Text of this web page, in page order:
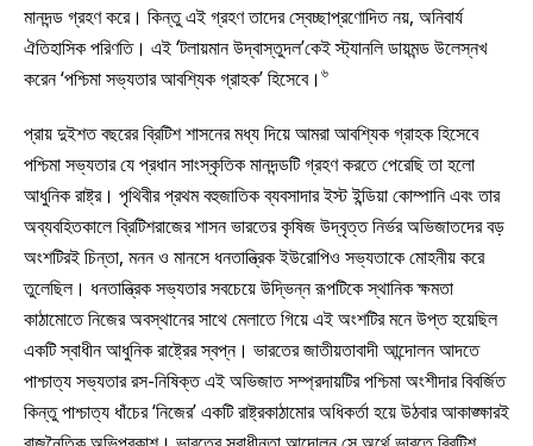
মানদন্ড গ্রহণ করে। কিন্তু এই গ্রহণ তাদের স্বেচ্ছাপ্রণোদিত নয়, অনিবার্য
ঐতিহাসিক পরিণতি। এই ‘টলায়মান উদ্বাস্তুদল’কেই স্ট্যানলি ডায়মন্ড উলেস্নখ
করেন ‘পশ্চিমা সভ্যতার আবশ্যিক গ্রাহক’ হিসেবে। ৬
প্রায় দুইশত বছরের ব্রিটিশ শাসনের মধ্য দিয়ে আমরা আবশ্যিক গ্রাহক হিসেবে
পশ্চিমা সভ্যতার যে প্রধান সাংস্কৃতিক মানদন্ডটি গ্রহণ করতে পেরেছি তা হলো
আধুনিক রাষ্ট্র। পৃথিবীর প্রথম বহুজাতিক ব্যবসাদার ইস্ট ইন্ডিয়া কোম্পানি এবং তার
অব্যবহিতকালে ব্রিটিশরাজের শাসন ভারতের কৃষিজ উদ্বৃত্ত নির্ভর অভিজাতদের বড়
অংশটিরই চিন্তা, মনন ও মানসে ধনতান্ত্রিক ইউরোপিও সভ্যতাকে মোহনীয় করে
তুলেছিল। ধনতান্ত্রিক সভ্যতার সবচেয়ে উদ্ভিন্ন রূপটিকে স্থানিক ক্ষমতা
কাঠামোতে নিজের অবস্থানের সাথে মেলাতে গিয়ে এই অংশটির মনে উপ্ত হয়েছিল
একটি স্বাধীন আধুনিক রাষ্ট্রের স্বপ্ন। ভারতের জাতীয়তাবাদী আন্দোলন আদতে
পাশ্চাত্য সভ্যতার রস-নিষিক্ত এই অভিজাত সম্প্রদায়টির পশ্চিমা অংশীদার বিবর্জিত
কিন্তু পাশ্চাত্য ধাঁচের ‘নিজের’ একটি রাষ্ট্রকাঠামোর অধিকর্তা হয়ে উঠবার আকাঙ্ক্ষারই